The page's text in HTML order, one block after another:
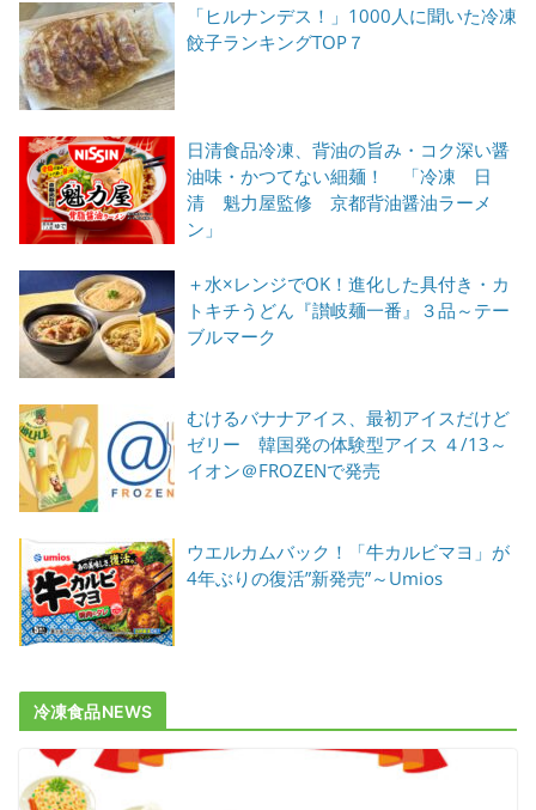
「ヒルナンデス！」1000人に聞いた冷凍
餃子ランキングTOP７
日清食品冷凍、背油の旨み・コク深い醤
油味・かつてない細麺！ 「冷凍 日
清 魁力屋監修 京都背油醤油ラーメ
ン」
＋水×レンジでOK！進化した具付き・カ
トキチうどん『讃岐麺一番』３品～テー
ブルマーク
むけるバナナアイス、最初アイスだけど
ゼリー 韓国発の体験型アイス ４/13～
イオン＠FROZENで発売
ウエルカムバック！「牛カルビマヨ」が
4年ぶりの復活”新発売”～Umios
冷凍食品NEWS